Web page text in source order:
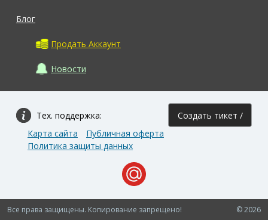
Блог
Продать Аккаунт
Новости
Тех. поддержка: Создать тикет /
Карта сайта
Публичная оферта
Политика защиты данных
© 2026
Все права защищены. Копирование запрещено!